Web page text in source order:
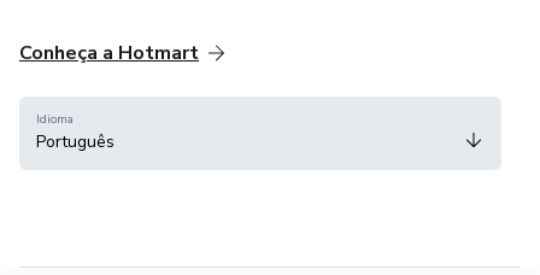
Conheça a Hotmart
Idioma
Português